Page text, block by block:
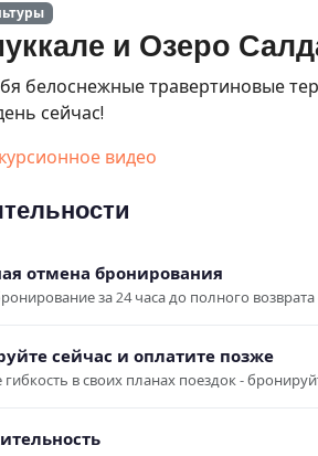
и Озеро
белоснежные травертиновые
сейчас!
видео
отмена бронирования
за 24 часа до полного возврата
сейчас и оплатите позже
в своих планах поездок -